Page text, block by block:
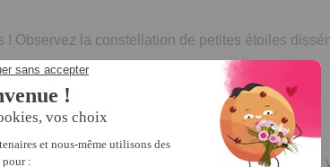
Observez la constellation de petites étoiles
poser ou l’accrocher selon vos inspirations... Et